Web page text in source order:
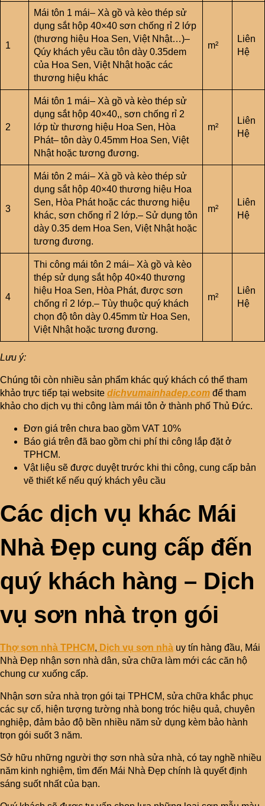
1
Mái tôn 1 mái– Xà gồ và kèo thép sử
dụng sắt hộp 40×40 sơn chống rỉ 2 lớp
(thương hiệu Hoa Sen, Việt Nhật…)–
Qúy khách yêu cầu tôn dày 0.35dem
của Hoa Sen, Việt Nhật hoặc các
thương hiệu khác
m²
Liên
Hệ
2
Mái tôn 1 mái– Xà gồ và kèo thép sử
dụng sắt hộp 40×40,, sơn chống rỉ 2
lớp từ thương hiệu Hoa Sen, Hòa
Phát– tôn dày 0.45mm Hoa Sen, Việt
Nhật hoặc tương đương.
m²
Liên
Hệ
3
Mái tôn 2 mái– Xà gồ và kèo thép sử
dụng sắt hộp 40×40 thương hiệu Hoa
Sen, Hòa Phát hoặc các thương hiệu
khác, sơn chống rỉ 2 lớp.– Sử dụng tôn
dày 0.35 dem Hoa Sen, Việt Nhật hoặc
tương đương.
m²
Liên
Hệ
4
Thi công mái tôn 2 mái– Xà gồ và kèo
thép sử dụng sắt hộp 40×40 thương
hiệu Hoa Sen, Hòa Phát, được sơn
chống rỉ 2 lớp.– Tùy thuộc quý khách
chọn độ tôn dày 0.45mm từ Hoa Sen,
Việt Nhật hoặc tương đương.
m²
Liên
Hệ
Lưu ý:
Chúng tôi còn nhiều sản phẩm khác quý khách có thể tham
khảo trực tiếp tại website dichvumainhadep.com để tham
khảo cho dịch vụ thi công làm mái tôn ở thành phố Thủ Đức.
Đơn giá trên chưa bao gồm VAT 10%
Báo giá trên đã bao gồm chi phí thi công lắp đặt ở
TPHCM.
Vật liệu sẽ được duyệt trước khi thi công, cung cấp bản
vẽ thiết kế nếu quý khách yêu cầu
Các dịch vụ khác Mái
Nhà Đẹp cung cấp đến
quý khách hàng – Dịch
vụ sơn nhà trọn gói
Thợ sơn nhà TPHCM, Dịch vụ sơn nhà uy tín hàng đầu, Mái
Nhà Đẹp nhận sơn nhà dân, sửa chữa làm mới các căn hộ
chung cư xuống cấp.
Nhận sơn sửa nhà trọn gói tại TPHCM, sửa chữa khắc phục
các sự cố, hiện tượng tường nhà bong tróc hiệu quả, chuyên
nghiệp, đảm bảo độ bền nhiều năm sử dụng kèm bảo hành
trọn gói suốt 3 năm.
Sở hữu những người thợ sơn nhà sửa nhà, có tay nghề nhiều
năm kinh nghiệm, tìm đến Mái Nhà Đẹp chính là quyết định
sáng suốt nhất của bạn.